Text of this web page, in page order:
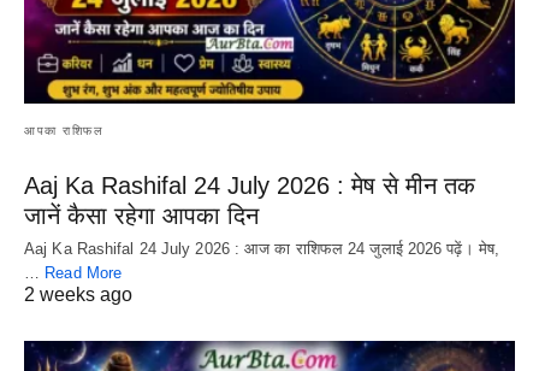
आपका राशिफल
Aaj Ka Rashifal 24 July 2026 : मेष से मीन तक
जानें कैसा रहेगा आपका दिन
Aaj Ka Rashifal 24 July 2026 : आज का राशिफल 24 जुलाई 2026 पढ़ें। मेष,
… Read More
2 weeks ago